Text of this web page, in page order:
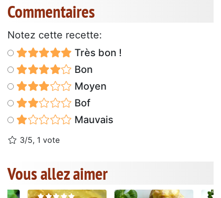
Commentaires
Notez cette recette:
Très bon !
Bon
Moyen
Bof
Mauvais
3/5, 1 vote
Vous allez aimer